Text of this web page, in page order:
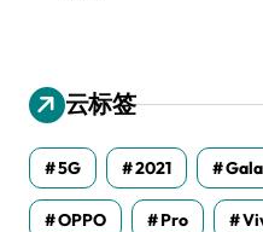
云标签
5G 2021
OPPO Pro